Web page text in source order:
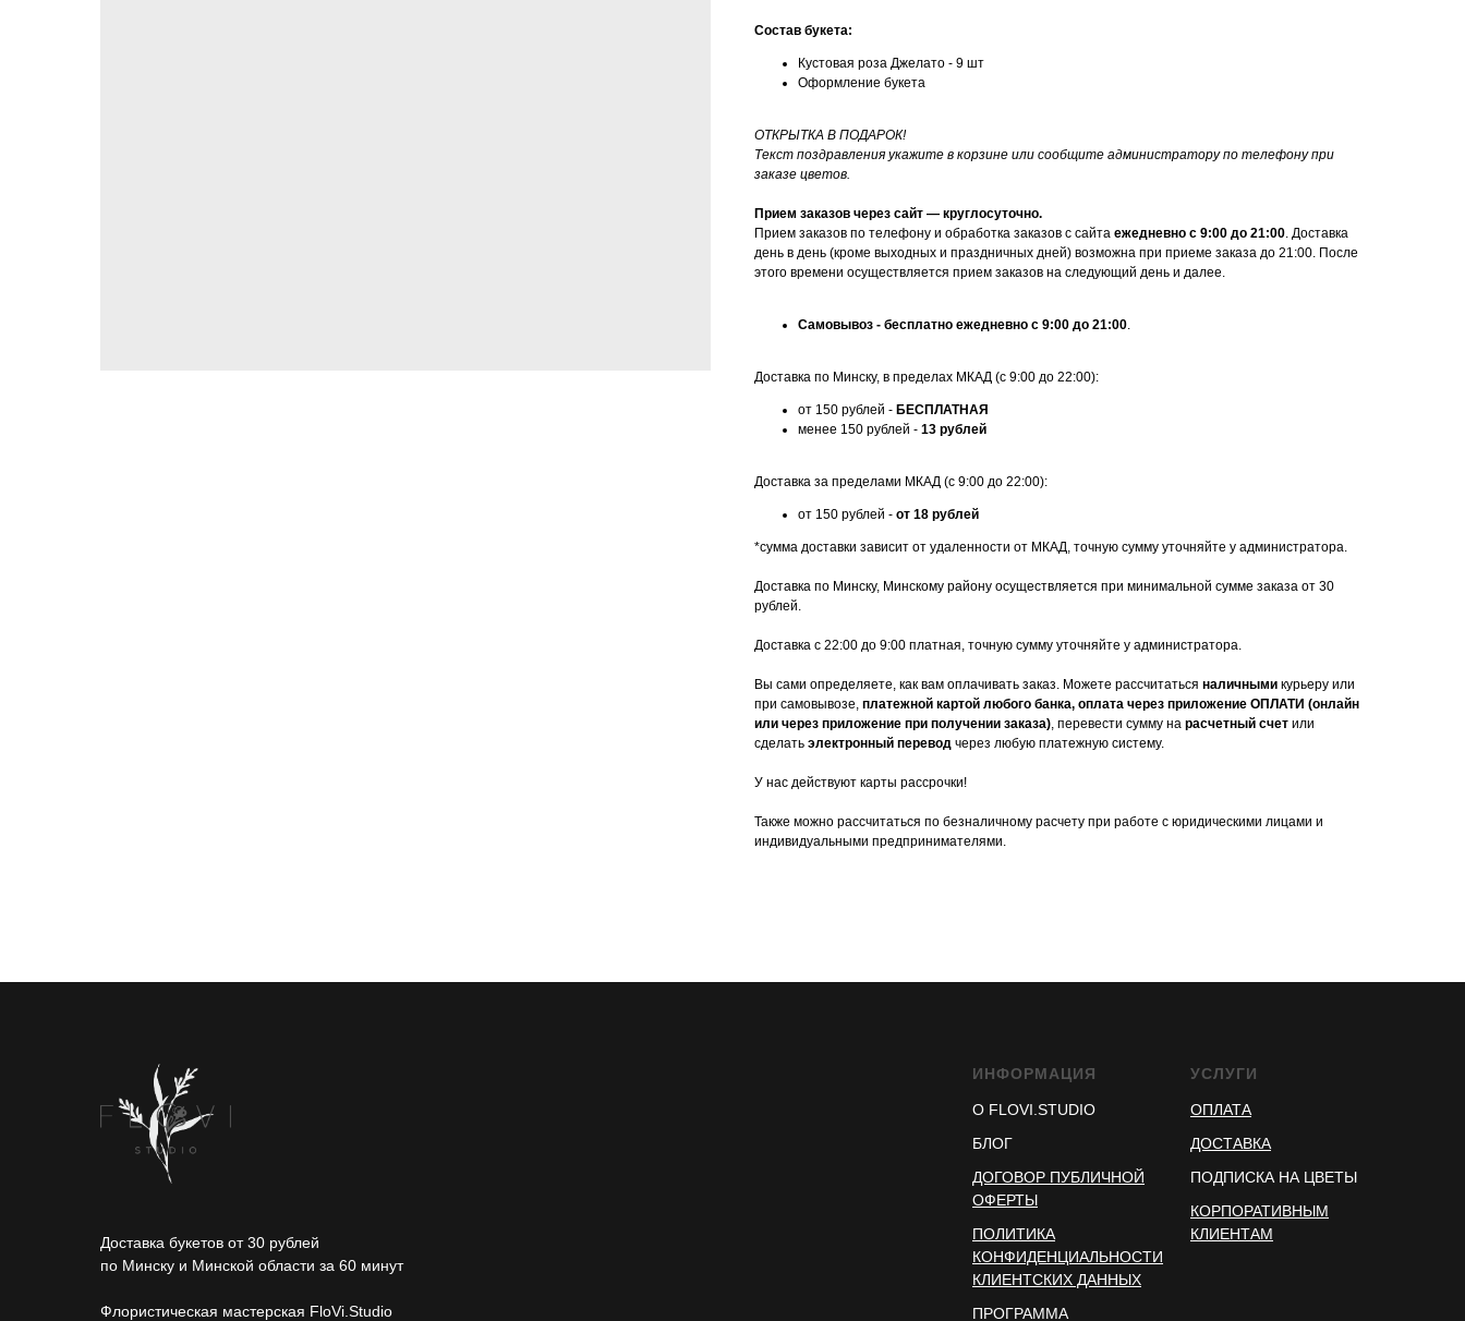
Состав букета:
Кустовая роза Джелато - 9 шт
Оформление букета
ОТКРЫТКА В ПОДАРОК!
Текст поздравления укажите в корзине или сообщите администратору по телефону при
заказе цветов.
Прием заказов через сайт — круглосуточно.
Прием заказов по телефону и обработка заказов с сайта ежедневно с 9:00 до 21:00 . Доставка
день в день (кроме выходных и праздничных дней) возможна при приеме заказа до 21:00. После
этого времени осуществляется прием заказов на следующий день и далее.
Самовывоз - бесплатно ежедневно с 9:00 до 21:00
Доставка по Минску, в пределах МКАД (с 9:00 до 22:00):
от 150 рублей - БЕСПЛАТНАЯ
менее 150 рублей - 13 рублей
Доставка за пределами МКАД (с 9:00 до 22:00):
от 150 рублей - от 18 рублей
*сумма доставки зависит от удаленности от МКАД, точную сумму уточняйте у администратора.
Доставка по Минску, Минскому району осуществляется при минимальной сумме заказа от 30
рублей.
Доставка с 22:00 до 9:00 платная, точную сумму уточняйте у администратора.
Вы сами определяете, как вам оплачивать заказ. Можете рассчитаться наличными курьеру или
при самовывозе, платежной картой любого банка, оплата через приложение ОПЛАТИ (онлайн
или через приложение при получении заказа) , перевести сумму на расчетный счет или
сделать электронный перевод через любую платежную систему.
У нас действуют карты рассрочки!
Также можно рассчитаться по безналичному расчету при работе с юридическими лицами и
индивидуальными предпринимателями.
Доставка букетов от 30 рублей
по Минску и Минской области за 60 минут
Флористическая мастерская FloVi.Studio
ИНФОРМАЦИЯ
О FLOVI.STUDIO
БЛОГ
ДОГОВОР ПУБЛИЧНОЙ
ОФЕРТЫ
ПОЛИТИКА
КОНФИДЕНЦИАЛЬНОСТИ
КЛИЕНТСКИХ ДАННЫХ
ПРОГРАММА
УСЛУГИ
ОПЛАТА
ДОСТАВКА
ПОДПИСКА НА ЦВЕТЫ
КОРПОРАТИВНЫМ
КЛИЕНТАМ